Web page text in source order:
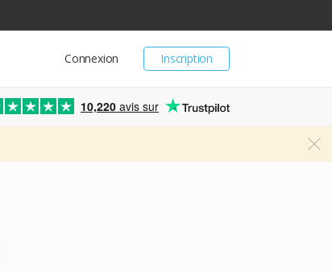
Inscription
Connexion
10,220 avis sur